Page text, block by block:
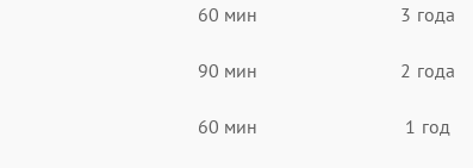
60 мин 3 года
90 мин 2 года
60 мин 1 год